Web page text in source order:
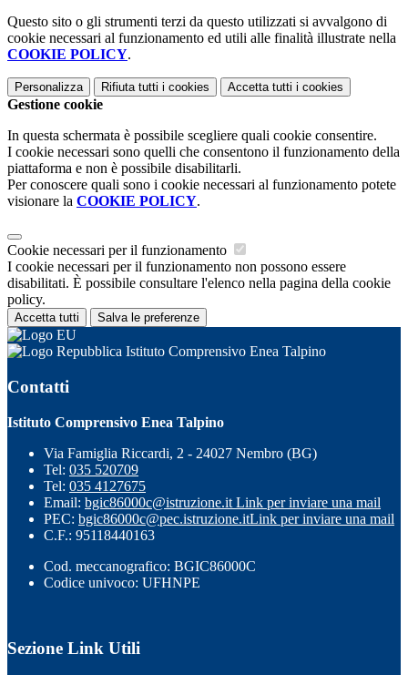
Questo sito o gli strumenti terzi da questo utilizzati si avvalgono di
cookie necessari al funzionamento ed utili alle finalità illustrate nella
COOKIE POLICY.
Personalizza Rifiuta tutti i cookies Accetta tutti i cookies
Gestione cookie
In questa schermata è possibile scegliere quali cookie consentire.
I cookie necessari sono quelli che consentono il funzionamento della
piattaforma e non è possibile disabilitarli.
Per conoscere quali sono i cookie necessari al funzionamento potete
visionare la COOKIE POLICY.
Cookie necessari per il funzionamento
I cookie necessari per il funzionamento non possono essere
disabilitati. È possibile consultare l'elenco nella pagina della cookie
policy.
Accetta tutti Salva le preferenze
Istituto Comprensivo Enea Talpino
Contatti
Istituto Comprensivo Enea Talpino
Via Famiglia Riccardi, 2 - 24027 Nembro (BG)
Tel: 035 520709
Tel: 035 4127675
Email: bgic86000c@istruzione.it Link per inviare una mail
PEC: bgic86000c@pec.istruzione.itLink per inviare una mail
C.F.: 95118440163
Cod. meccanografico: BGIC86000C
Codice univoco: UFHNPE
Sezione Link Utili